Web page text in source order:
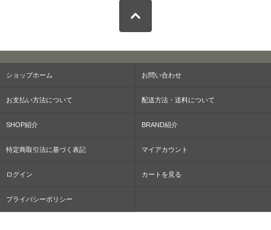
ショップホーム お問い合わせ
お支払い方法について 配送方法・送料について
SHOP紹介 BRAND紹介
特定商取引法に基づく表記 マイアカウント
ログイン カートを見る
プライバシーポリシー